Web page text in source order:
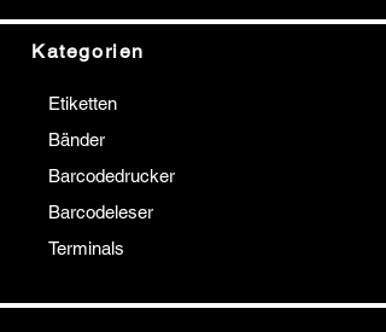
Kategorien
Etiketten
Bänder
Barcodedrucker
Barcodeleser
Terminals